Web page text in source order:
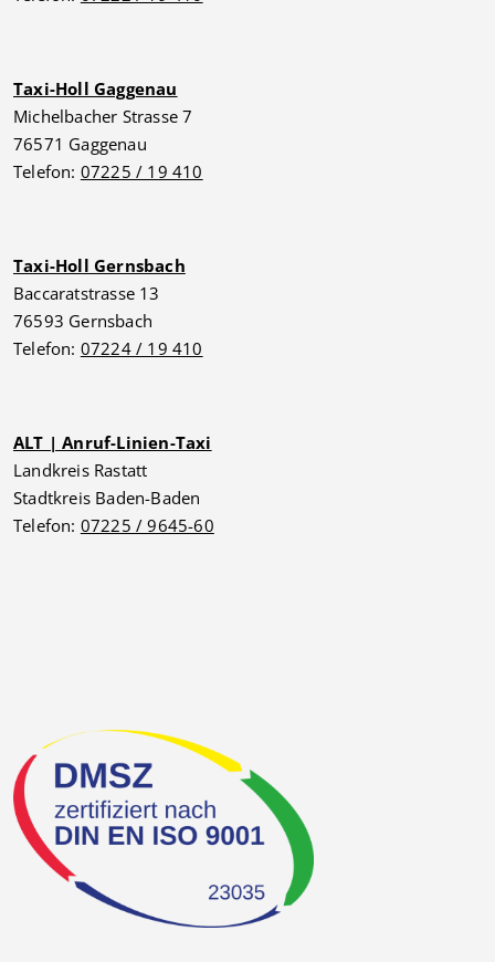
Taxi-Holl Gaggenau
Michelbacher Strasse 7
76571 Gaggenau
Telefon: 07225 / 19 410
Taxi-Holl Gernsbach
Baccaratstrasse 13
76593 Gernsbach
Telefon: 07224 / 19 410
ALT | Anruf-Linien-Taxi
Landkreis Rastatt
Stadtkreis Baden-Baden
Telefon: 07225 / 9645-60